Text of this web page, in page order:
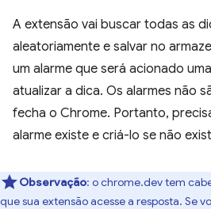
A extensão vai buscar todas as
aleatoriamente e salvar no
um alarme que será acionado
atualizar a dica. Os alarmes não
fecha o Chrome. Portanto,
alarme existe e criá-lo se não
Observação: o chrome.dev tem
que sua extensão acesse a resposta. Se